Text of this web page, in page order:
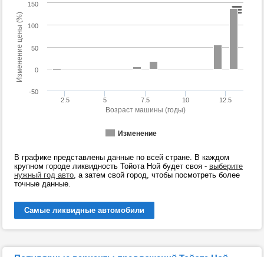
Возраст машины (годы)
Изменение цены (%)
Изменение
2.5 5 7.5 10 12.5
-50
0
50
100
150
В графике представлены данные по всей стране. В каждом
крупном городе ликвидность Тойота Ной будет своя - выберите
нужный год авто, а затем свой город, чтобы посмотреть более
точные данные.
Самые ликвидные автомобили